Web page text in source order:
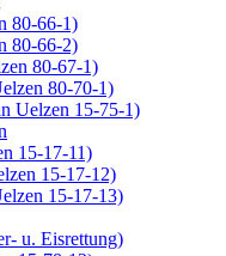
80-66-1)
80-66-2)
80-67-1)
80-70-1)
Uelzen 15-75-1)
15-17-11)
15-17-12)
15-17-13)
u. Eisrettung)